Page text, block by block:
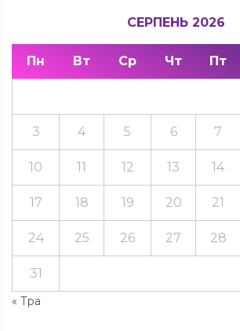
СЕРПЕНЬ 2026
Пн Вт Ср Чт Пт
« Тра
3 4 5 6 7
10 11 12 13 14
17 18 19 20 21
24 25 26 27 28
31